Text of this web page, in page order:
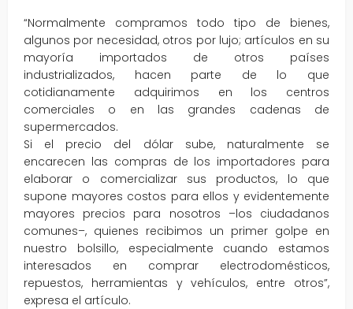
“Normalmente compramos todo tipo de bienes,
algunos por necesidad, otros por lujo; artículos en su
mayoría importados de otros países
industrializados, hacen parte de lo que
cotidianamente adquirimos en los centros
comerciales o en las grandes cadenas de
supermercados.
Si el precio del dólar sube, naturalmente se
encarecen las compras de los importadores para
elaborar o comercializar sus productos, lo que
supone mayores costos para ellos y evidentemente
mayores precios para nosotros –los ciudadanos
comunes–, quienes recibimos un primer golpe en
nuestro bolsillo, especialmente cuando estamos
interesados en comprar electrodomésticos,
repuestos, herramientas y vehículos, entre otros”,
expresa el artículo.